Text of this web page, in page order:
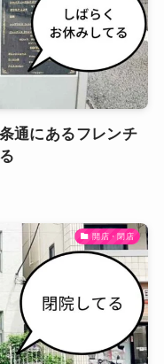
通にあるフレンチ
開店・閉店